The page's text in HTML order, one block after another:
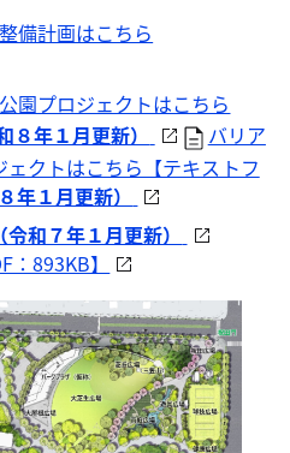
備計画はこちら
園プロジェクトはこちら
８年１月更新）
バリア
クトはこちら【テキストフ
年１月更新）
（令和７年１月更新）
893KB】